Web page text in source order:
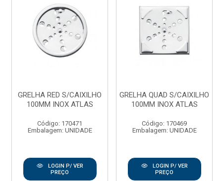
GRELHA RED S/CAIXILHO
100MM INOX ATLAS
Código: 170471
Embalagem: UNIDADE
LOGIN P/ VER
PREÇO
GRELHA QUAD S/CAIXILHO
100MM INOX ATLAS
Código: 170469
Embalagem: UNIDADE
LOGIN P/ VER
PREÇO